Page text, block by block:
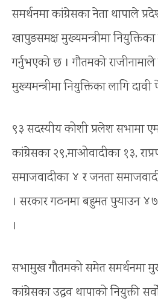
समर्थनमा कांग्रेसका नेता थापाले
खापुङसमक्ष मुख्यमन्त्रीमा
गर्नुभएको छ । गौतमको राजीनामाले
मुख्यमन्त्रीमा नियुक्तिका लागि
९३ सदस्यीय कोशी प्रलेश सभामा
कांग्रेसका २९,माओवादीका १३,
समाजवादीका ४ र जनता
। सरकार गठनमा बहुमत पुर्‍याउन
।
सभामुख गौतमको समेत समर्थनमा
कांग्रेसका उद्धव थापाको नियुक्ती